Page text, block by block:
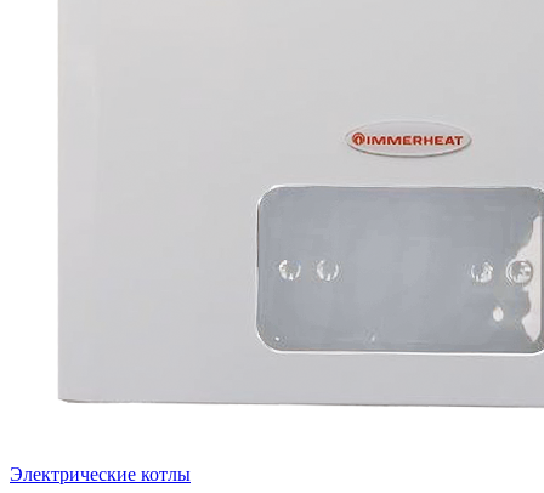
Электрические котлы